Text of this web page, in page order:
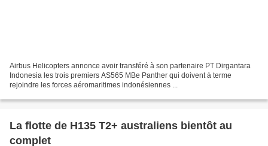
Airbus Helicopters annonce avoir transféré à son partenaire PT Dirgantara
Indonesia les trois premiers AS565 MBe Panther qui doivent à terme
rejoindre les forces aéromaritimes indonésiennes ...
La flotte de H135 T2+ australiens bientôt au
complet